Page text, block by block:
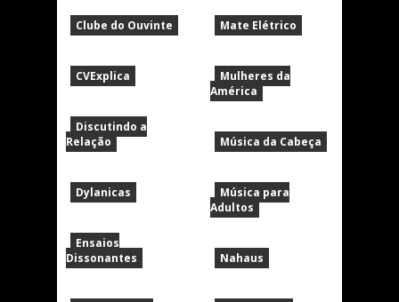
Clube do Ouvinte
CVExplica
Discutindo a
Relação
Dylanicas
Ensaios
Dissonantes
Mate Elétrico
Mulheres da
América
Música da Cabeça
Música para
Adultos
Nahaus